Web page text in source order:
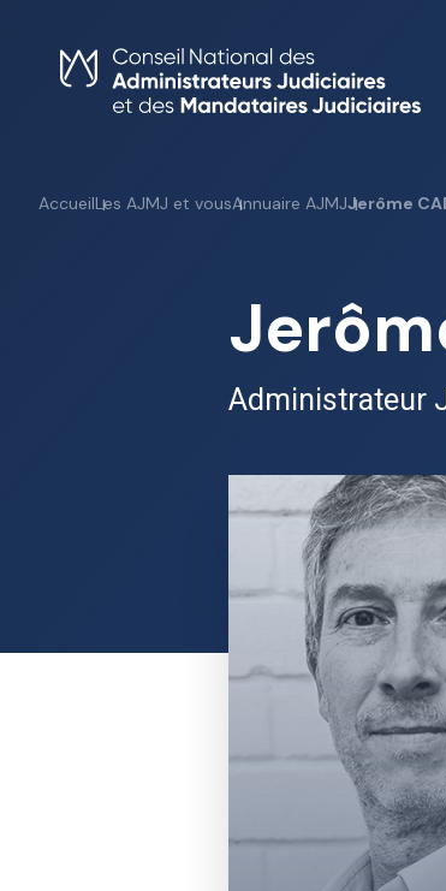
content
AccueilLes AJMJ et vousAnnuaire AJMJJerôme
Administrateur